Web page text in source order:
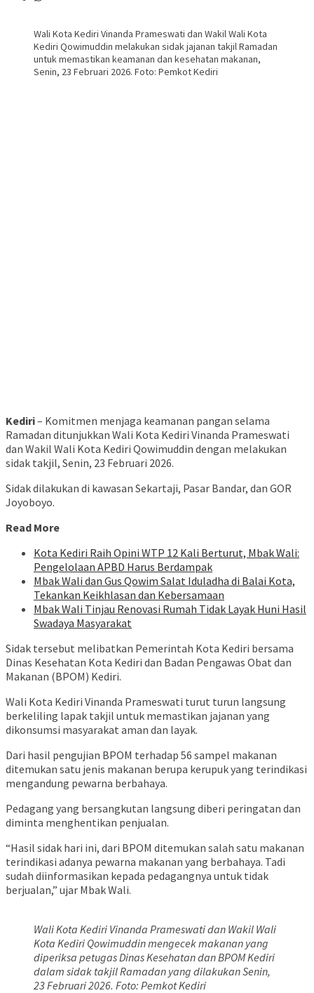
Wali Kota Kediri Vinanda Prameswati dan Wakil Wali Kota
Kediri Qowimuddin melakukan sidak jajanan takjil Ramadan
untuk memastikan keamanan dan kesehatan makanan,
Senin, 23 Februari 2026. Foto: Pemkot Kediri
Kediri– Komitmen menjaga keamanan pangan selama
Ramadan ditunjukkan Wali Kota Kediri Vinanda Prameswati
dan Wakil Wali Kota Kediri Qowimuddin dengan melakukan
sidak takjil, Senin, 23 Februari 2026.
Sidak dilakukan di kawasan Sekartaji, Pasar Bandar, dan GOR
Joyoboyo.
Read More
Kota Kediri Raih Opini WTP 12 Kali Berturut, Mbak Wali:
Pengelolaan APBD Harus Berdampak
Mbak Wali dan Gus Qowim Salat Iduladha di Balai Kota,
Tekankan Keikhlasan dan Kebersamaan
Mbak Wali Tinjau Renovasi Rumah Tidak Layak Huni Hasil
Swadaya Masyarakat
Sidak tersebut melibatkan Pemerintah Kota Kediri bersama
Dinas Kesehatan Kota Kediri dan Badan Pengawas Obat dan
Makanan (BPOM) Kediri.
Wali Kota Kediri Vinanda Prameswati turut turun langsung
berkeliling lapak takjil untuk memastikan jajanan yang
dikonsumsi masyarakat aman dan layak.
Dari hasil pengujian BPOM terhadap 56 sampel makanan
ditemukan satu jenis makanan berupa kerupuk yang terindikasi
mengandung pewarna berbahaya.
Pedagang yang bersangkutan langsung diberi peringatan dan
diminta menghentikan penjualan.
“Hasil sidak hari ini, dari BPOM ditemukan salah satu makanan
terindikasi adanya pewarna makanan yang berbahaya. Tadi
sudah diinformasikan kepada pedagangnya untuk tidak
berjualan,” ujar Mbak Wali.
Wali Kota Kediri Vinanda Prameswati dan Wakil Wali
Kota Kediri Qowimuddin mengecek makanan yang
diperiksa petugas Dinas Kesehatan dan BPOM Kediri
dalam sidak takjil Ramadan yang dilakukan Senin,
23 Februari 2026. Foto: Pemkot Kediri